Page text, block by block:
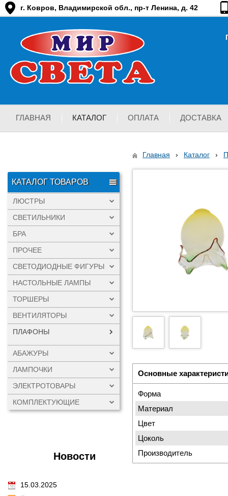
г. Ковров, Владимирской обл., пр-т Ленина, д. 42
ГЛАВНАЯ КАТАЛОГ ОПЛАТА ДОСТАВКА
КАТАЛОГ ТОВАРОВ
ЛЮСТРЫ
СВЕТИЛЬНИКИ
БРА
ПРОЧЕЕ
СВЕТОДИОДНЫЕ ФИГУРЫ
НАСТОЛЬНЫЕ ЛАМПЫ
ТОРШЕРЫ
ВЕНТИЛЯТОРЫ
ПЛАФОНЫ
АБАЖУРЫ
ЛАМПОЧКИ
ЭЛЕКТРОТОВАРЫ
КОМПЛЕКТУЮЩИЕ
Новости
15.03.2025
Главная › Каталог ›
Основные
Форма
Материал
Цвет
Цоколь
Производитель